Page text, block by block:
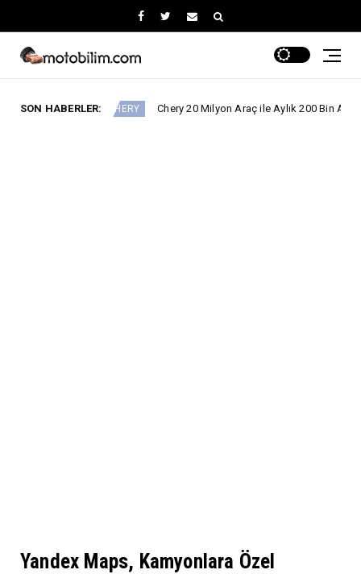
SON HABERLER:
CHERY Chery 20 Milyon Araç ile Aylık 200 Bin Adedin Üzerinde
Yandex Maps, Kamyonlara Özel